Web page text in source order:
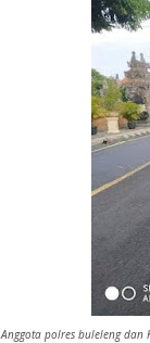
Anggota polres buleleng